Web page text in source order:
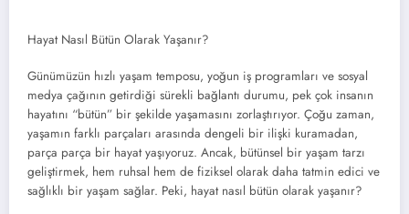
Hayat Nasıl Bütün Olarak Yaşanır?
Günümüzün hızlı yaşam temposu, yoğun iş programları ve sosyal
medya çağının getirdiği sürekli bağlantı durumu, pek çok insanın
hayatını “bütün” bir şekilde yaşamasını zorlaştırıyor. Çoğu zaman,
yaşamın farklı parçaları arasında dengeli bir ilişki kuramadan,
parça parça bir hayat yaşıyoruz. Ancak, bütünsel bir yaşam tarzı
geliştirmek, hem ruhsal hem de fiziksel olarak daha tatmin edici ve
sağlıklı bir yaşam sağlar. Peki, hayat nasıl bütün olarak yaşanır?